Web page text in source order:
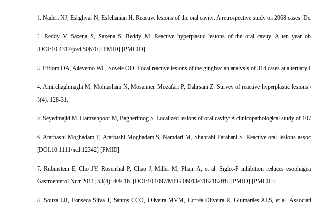
1. Naderi NJ, Eshghyar N, Esfehanian H. Reactive lesions of the oral cavity: A retrospective study on 2068 cases.
2. Reddy V, Saxena S, Saxena S, Reddy M. Reactive hyperplastic lesions of the oral cavity: A ten year
[DOI:10.4317/jced.50670] [PMID] [PMCID]
3. Effiom OA, Adeyemo WL, Soyele OO. Focal reactive lesions of the gingiva: an analysis of 314 cases at a
4. Amirchaghmaghi M, Mohtasham N, Mosannen Mozafari P, Dalirsani Z. Survey of reactive hyperplastic
5(4): 128-31.
5. Seyedmajid M, Hamzehpoor M, Bagherimog S. Localized lesions of oral cavity: A clinicopathological study of
6. Atarbashi-Moghadam F, Atarbashi-Moghadam S, Namdari M, Shahrabi-Farahani S. Reactive oral lesions
[DOI:10.1111/jicd.12342] [PMID]
7. Rubinstein E, Cho JY, Rosenthal P, Chao J, Miller M, Pham A, et al. Siglec-F inhibition reduces
Gastroenterol Nutr 2011; 53(4): 409-16. [DOI:10.1097/MPG.0b013e3182182ff8] [PMID] [PMCID]
8. Souza LR, Fonseca-Silva T, Santos CCO, Oliveira MVM, Corrêa-Oliveira R, Guimarães ALS, et al.